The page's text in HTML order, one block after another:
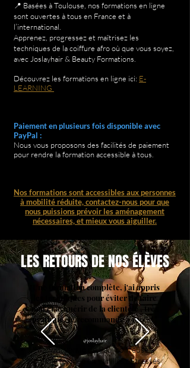
📍 Basées à Toulouse, nos formations en ligne
sont ouvertes à tous en France et à
l’international.
Apprenez, progressez et maîtrisez les
techniques de la coiffure afro où que vous soyez,
avec Joslayhair & Beauty Formations.
Découvrez les formations en ligne ici: E-
LEARNING
Paiement en plusieurs fois disponible avec
PayPal :
Nous vous proposons des facilités de paiement
pour rendre la formation accessible à tous.​​
Nos formations sont accessibles aux personnes
à mobilité réduite, contactez-nous pour que
nous puissions prévoir les aménagement
nécessaires, et mieux vous aiguiller.
LES RETOURS DE NOS ÉLÈVES
"Une formation complète, j'ai appris
les techniques pour éviter de faire
mal et acquérir de la clientèle , très
pratique. Je recommande à 100% !”
Manon, venue de Pau, coiffeuse à
domicile formée en vanilles et tresses